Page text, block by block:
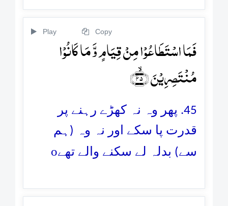
Play Copy
فَمَا اسۡتَطَاعُوۡا مِنۡ قِیَامٍ وَّ مَا کَانُوۡا
مُنۡتَصِرِیۡنَ ﴿ۙ۴۵﴾
45. پھر وہ نہ کھڑے رہنے پر
قدرت پا سکے اور نہ وہ (ہم
سے) بدلہ لے سکنے والے تھےo